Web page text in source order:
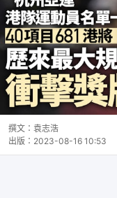
撰文： 袁志浩
出版： 2023-08-16 10:53